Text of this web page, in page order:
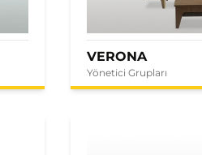
VERONA
Yönetici Grupları